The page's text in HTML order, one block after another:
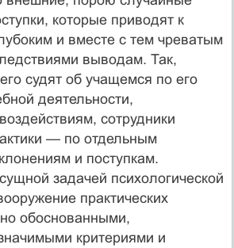
которые приводят к
и вместе с тем чреватым
выводам. Так,
судят об учащемся по его
деятельности,
сотрудники
— по отдельным
и поступкам.
задачей психологической
практических
обоснованными,
критериями и